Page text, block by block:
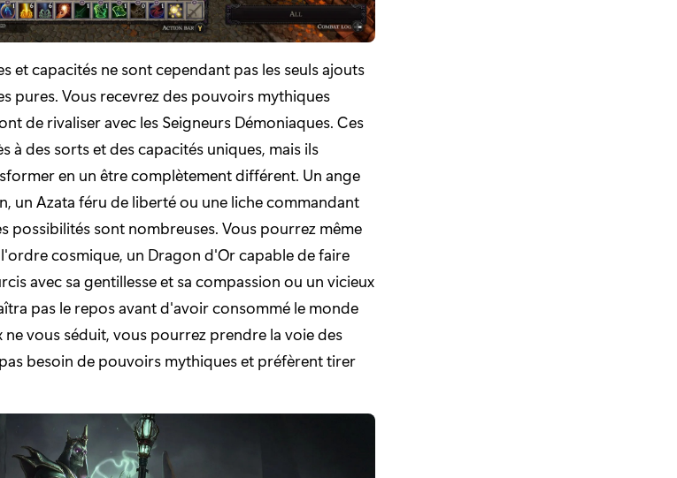
et capacités ne sont cependant pas les seuls ajouts
pures. Vous recevrez des pouvoirs mythiques
de rivaliser avec les Seigneurs Démoniaques. Ces
des sorts et des capacités uniques, mais ils
en un être complètement différent. Un ange
un Azata féru de liberté ou une liche commandant
possibilités sont nombreuses. Vous pourrez même
cosmique, un Dragon d'Or capable de faire
avec sa gentillesse et sa compassion ou un vicieux
pas le repos avant d'avoir consommé le monde
ne vous séduit, vous pourrez prendre la voie des
besoin de pouvoirs mythiques et préfèrent tirer